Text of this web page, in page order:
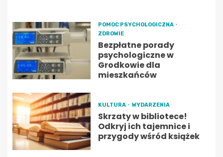
POMOC PSYCHOLOGICZNA
ZDROWIE
Bezpłatne porady
psychologiczne w
Grodkowie dla
mieszkańców
KULTURA WYDARZENIA
Skrzaty w bibliotece!
Odkryj ich tajemnice i
przygody wśród książek